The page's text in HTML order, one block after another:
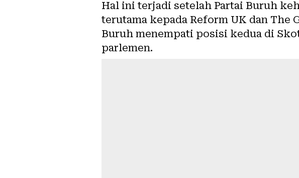
Hal ini terjadi setelah Partai Buruh
terutama kepada Reform UK dan The
Buruh menempati posisi kedua di
parlemen.